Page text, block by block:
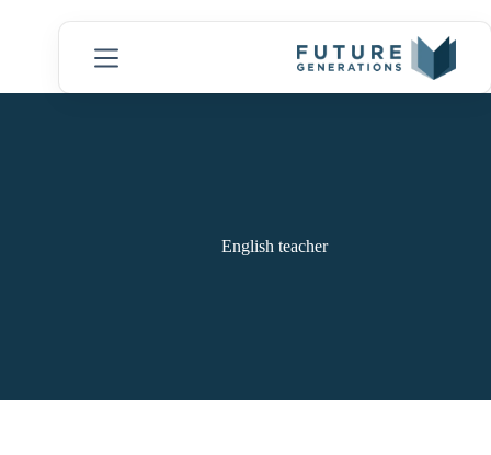
English teacher